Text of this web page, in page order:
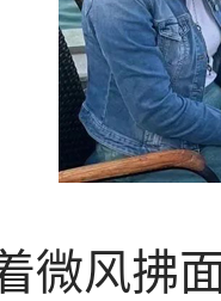
微风拂